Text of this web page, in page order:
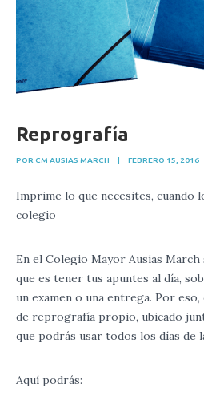
Reprografía
POR CM AUSIAS MARCH | FEBRERO 15, 2016
Imprime lo que necesites, cuando
colegio
En el Colegio Mayor Ausias March
que es tener tus apuntes al día,
un examen o una entrega. Por eso,
de reprografía propio, ubicado
que podrás usar todos los días de
Aquí podrás: